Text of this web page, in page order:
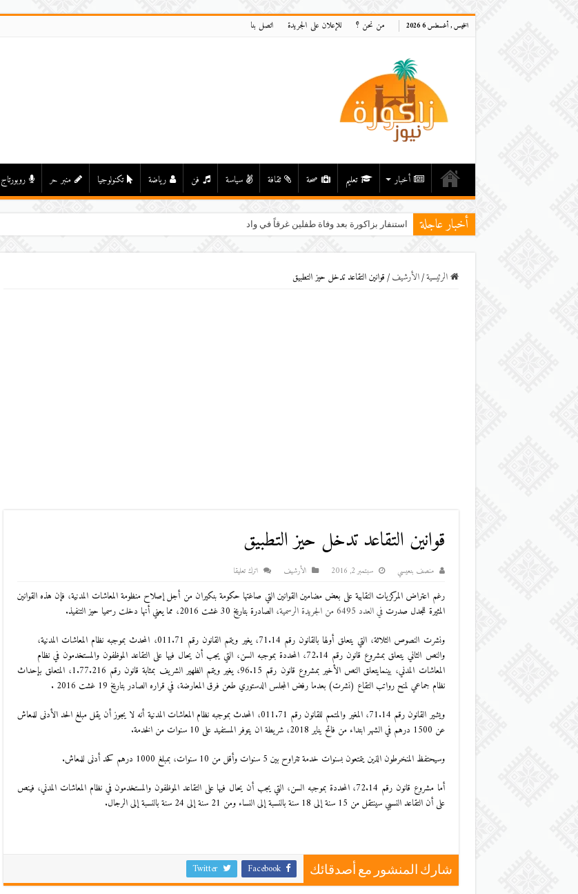
الخميس , أغسطس 6 2026 من نحن ؟ للإعلان على الجريدة اتصل بنا
أخبار تعليم صحة ثقافة سياسة فن رياضة تكنولوجيا منبر حر روبورتاج
أخبار عاجلة استنفار بزاكورة بعد وفاة طفلين غرقاً في واد درعة بأولاد يحيى لكراير
الرئيسية/اﻷرشيف/قوانين التقاعد تدخل حيز التطبيق
قوانين التقاعد تدخل حيز التطبيق
منصف بنعيسي سبتمبر 2, 2016 اﻷرشيف اترك تعليقا
رغم اعتراض المركزيات النقابية على بعض مضامين القوانين التي صاغتها حكومة بنكيران من أجل إصلاح منظومة المعاشات المدنية، فإن هذه القوانين
المثيرة للجدل صدرتفي العدد 6495 من الجريدة الرسمية
، الصادرة بتاريخ 30 غشت 2016، مما يعني أنها دخلت رسميا حيز التنفيذ.
ونشرت النصوص الثلاثة، التي يتعلق أولها بالقانون رقم 71.14، يغير ويتمم القانون رقم 011.71، المحدث بموجبه نظام المعاشات المدنية،
والنص الثاني يتعلق بمشروع قانون رقم 72.14، المحددة بموجبه السن، التي يجب أن يحال فيها على التقاعد الموظفون والمستخدمون في نظام
المعاشات المدني، بينمايتعلق النص الأخير بمشروع قانون رقم 96.15، يغير ويتمم الظهير الشريف بمثابة قانون رقم 1.77.216، المتعلق بإحداث
نظام جماعي لمنح رواتب التقاع (نشرت) بعدما رفض المجلس الدستوري طعن فرق المعارضة، في قراره الصادر بتاريخ 19 غشت 2016 .
ويشير القانون رقم 71.14، المغير والمتمم للقانون رقم 011.71، المحدث بموجبه نظام المعاشات المدنية أنه لا يجوز أن يقل مبلغ الحد الأدنى للمعاش
عن 1500 درهم في الشهر ابتداء من فاتح يناير 2018، شريطة ان يتوفر المستفيد على 10 سنوات من الخدمة.
وسيحتفظ المنخرطون الذين يتمتعون بسنوات خدمة تتراوح بين 5 سنوات وأقل من 10 سنوات، بمبلغ 1000 درهم كحد أدنى للمعاش.
أما مشروع قانون رقم 72.14، المحددة بموجبه السن، التي يجب أن يحال فيها على التقاعد الموظفون والمستخدمون في نظام المعاشات المدني، فينص
على أن التقاعد النسبي سينتقل من 15 سنة إلى 18 سنة بالنسبة إلى النساء ومن 21 سنة إلى 24 سنة بالنسبة إلى الرجال.
شارك المنشور مع أصدقائك Facebook
Twitter